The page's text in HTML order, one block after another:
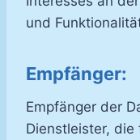
und
Empfänger:
Empfänger der
Dienstleister,